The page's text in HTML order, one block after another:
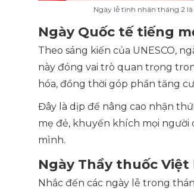
Ngày lễ tình nhân tháng 2
Ngày Quốc tế tiếng
Theo sáng kiến của UNESCO,
này đóng vai trò quan trọng
hóa, đồng thời góp phần tăng
Đây là dịp để nâng cao nhận
mẹ đẻ, khuyến khích mọi
mình.
Ngày Thầy thuốc Việt
Nhắc đến các ngày lễ trong